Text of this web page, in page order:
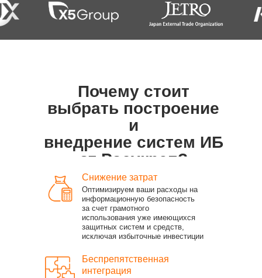
Почему стоит
выбрать построение
и
внедрение систем ИБ
от Росукреп?
Снижение затрат
Оптимизируем ваши расходы на
информационную безопасность
за счет грамотного
использования уже имеющихся
защитных систем и средств,
исключая избыточные инвестиции
Беспрепятственная
интеграция